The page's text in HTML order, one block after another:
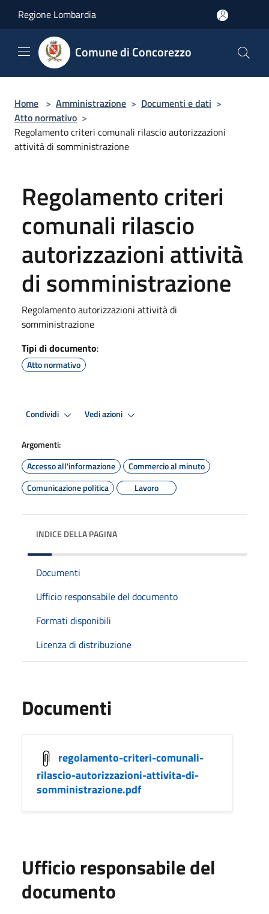
Regione Lombardia
Comune di Concorezzo
Home > Amministrazione > Documenti e dati >
Atto normativo >
Regolamento criteri comunali rilascio autorizzazioni
attività di somministrazione
Regolamento criteri
comunali rilascio
autorizzazioni attività
di somministrazione
Regolamento autorizzazioni attività di
somministrazione
Tipi di documento:
Atto normativo
Condividi Vedi azioni
Argomenti:
Accesso all'informazione
Commercio al minuto
Comunicazione politica
Lavoro
INDICE DELLA PAGINA
Documenti
Ufficio responsabile del documento
Formati disponibili
Licenza di distribuzione
Documenti
regolamento-criteri-comunali-
rilascio-autorizzazioni-attivita-di-
somministrazione.pdf
Ufficio responsabile del
documento